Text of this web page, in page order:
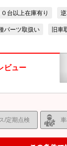
０台以上在庫有り
パーツ取扱い 旧車
ビュー
/定期点検